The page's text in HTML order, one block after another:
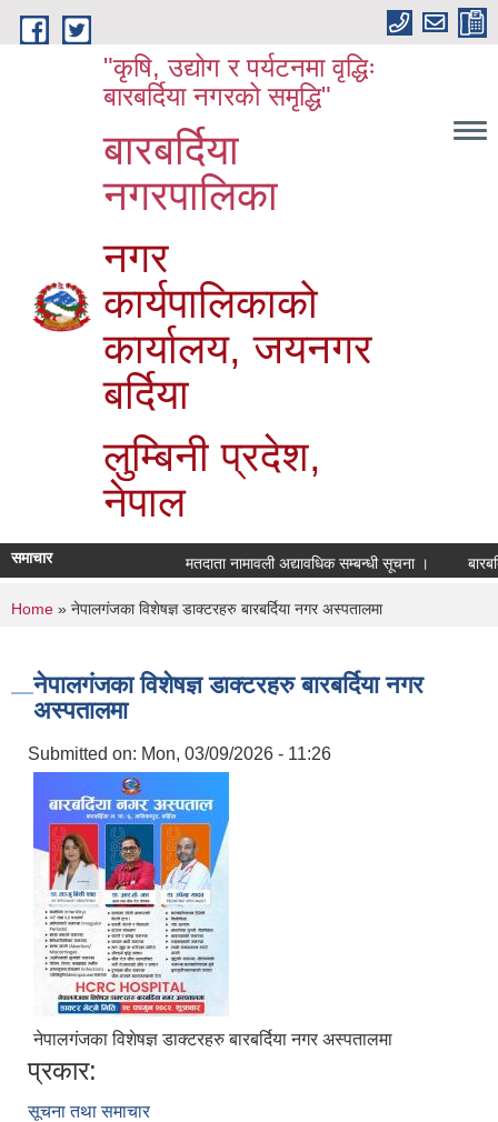
Skip to main content
"कृषि, उद्योग र पर्यटनमा वृद्धिः
बारबर्दिया नगरको समृद्धि"
बारबर्दिया
नगरपालिका
नगर
कार्यपालिकाको
कार्यालय, जयनगर
बर्दिया
लुम्बिनी प्रदेश,
नेपाल
समाचार मतदाता नामावली अद्यावधिक सम्बन्धी सूचना ।
You are here
Home » नेपालगंजका विशेषज्ञ डाक्टरहरु बारबर्दिया नगर अस्पतालमा
नेपालगंजका विशेषज्ञ डाक्टरहरु बारबर्दिया नगर
अस्पतालमा
Submitted on: Mon, 03/09/2026 - 11:26
नेपालगंजका विशेषज्ञ डाक्टरहरु बारबर्दिया नगर अस्पतालमा
प्रकार:
सूचना तथा समाचार